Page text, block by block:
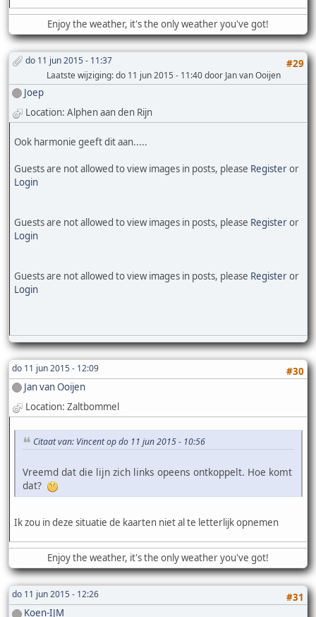
Enjoy the weather, it's the only weather you've got!
do 11 jun 2015 - 11:37 #29
Laatste wijziging: do 11 jun 2015 - 11:40 door Jan van Ooijen
Joep
Location: Alphen aan den Rijn
Ook harmonie geeft dit aan.....
Guests are not allowed to view images in posts, please Registeror
Login
Guests are not allowed to view images in posts, please Registeror
Login
Guests are not allowed to view images in posts, please Registeror
Login
do 11 jun 2015 - 12:09
#30
Jan van Ooijen
Location: Zaltbommel
Citaat van: Vincent op do 11 jun 2015 - 10:56
Vreemd dat die lijn zich links opeens ontkoppelt. Hoe komt
dat?
Ik zou in deze situatie de kaarten niet al te letterlijk opnemen
Enjoy the weather, it's the only weather you've got!
do 11 jun 2015 - 12:26
#31
Koen-IJM